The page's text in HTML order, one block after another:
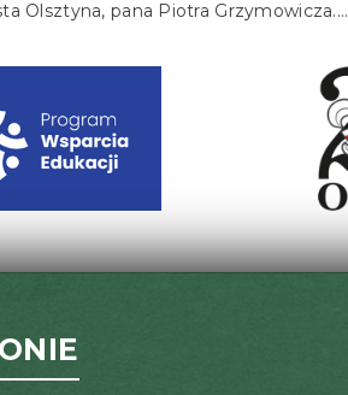
Olsztyna, pana Piotra Grzymowicza.…